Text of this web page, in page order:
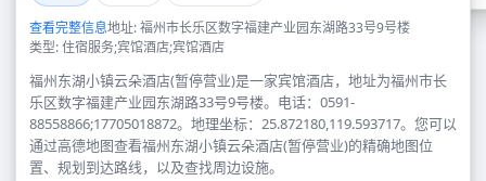
查看完整信息地址: 福州市长乐区数字福建产业园东湖路33号9号楼
类型: 住宿服务;宾馆酒店;宾馆酒店
福州东湖小镇云朵酒店(暂停营业)是一家宾馆酒店，地址为福州市长
乐区数字福建产业园东湖路33号9号楼。电话：0591-
88558866;17705018872。地理坐标：25.872180,119.593717。您可以
通过高德地图查看福州东湖小镇云朵酒店(暂停营业)的精确地图位
置、规划到达路线，以及查找周边设施。